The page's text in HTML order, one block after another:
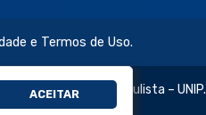
ACEITAR
e Termos de Uso.
e da Universidade Paulista – UNIP.
expressa.